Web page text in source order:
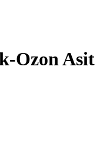
Ozon Asit